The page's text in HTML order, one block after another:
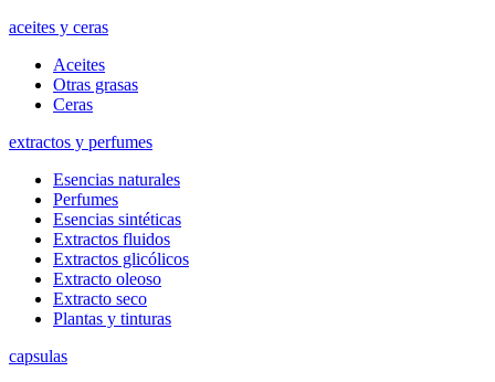
aceites y ceras
Aceites
Otras grasas
Ceras
extractos y perfumes
Esencias naturales
Perfumes
Esencias sintéticas
Extractos fluidos
Extractos glicólicos
Extracto oleoso
Extracto seco
Plantas y tinturas
capsulas